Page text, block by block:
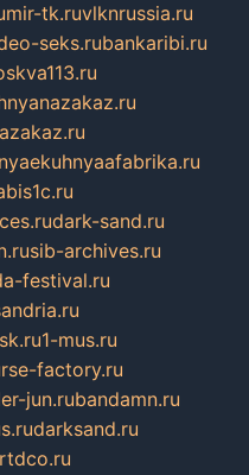
mir-tk.ruvlknrussia.ru
seks.rubankaribi.ru
dark-sand.ru
sib-archives.ru
festival.ru
1-mus.ru
factory.ru
jun.rubandamn.ru
darksand.ru
rtdco.ru